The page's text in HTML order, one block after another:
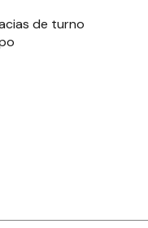
de turno